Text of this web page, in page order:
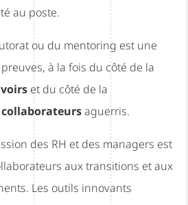
au poste.
ou du mentoring est une
à la fois du côté de la
et du côté de la
collaborateursaguerris.
des RH et des managers est
aux transitions et aux
Les outils innovants